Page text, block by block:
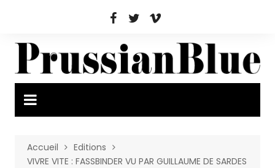
Accueil
Editions
VIVRE VITE : FASSBINDER VU PAR GUILLAUME DE SARDES